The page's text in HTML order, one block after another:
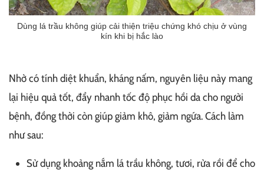
Dùng lá trầu không giúp cải thiện triệu chứng khó chịu ở vùng
kín khi bị hắc lào
Nhờ có tính diệt khuẩn, kháng nấm, nguyên liệu này mang
lại hiệu quả tốt, đẩy nhanh tốc độ phục hồi da cho người
bệnh, đồng thời còn giúp giảm khô, giảm ngứa. Cách làm
như sau:
Sử dụng khoảng nắm lá trầu không, tươi, rửa rồi để cho